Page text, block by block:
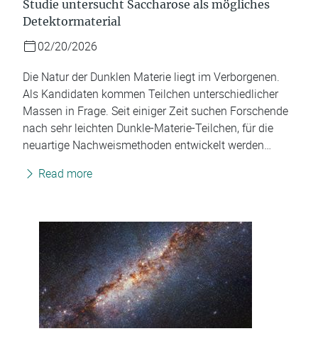
Studie untersucht Saccharose als mögliches
Detektormaterial
02/20/2026
Die Natur der Dunklen Materie liegt im Verborgenen.
Als Kandidaten kommen Teilchen unterschiedlicher
Massen in Frage. Seit einiger Zeit suchen Forschende
nach sehr leichten Dunkle-Materie-Teilchen, für die
neuartige Nachweismethoden entwickelt werden…
Read more